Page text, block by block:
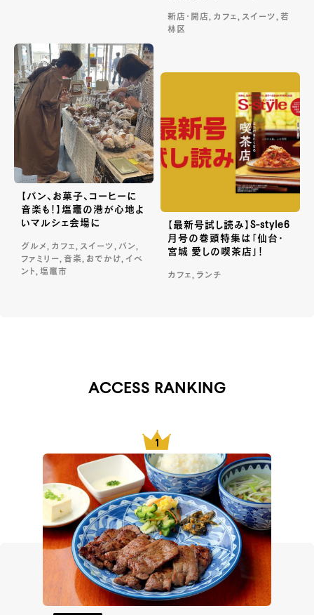
新店・開店, カフェ, スイーツ, 若
林区
【パン、お菓子、コーヒーに
音楽も！】塩竈の港が心地よ
いマルシェ会場に
グルメ, カフェ, スイーツ, パン,
ファミリー, 音楽, おでかけ, イベ
ント, 塩竈市
【最新号試し読み】S-style6
月号の巻頭特集は「仙台・
宮城 愛しの喫茶店」！
カフェ, ランチ
ACCESS RANKING